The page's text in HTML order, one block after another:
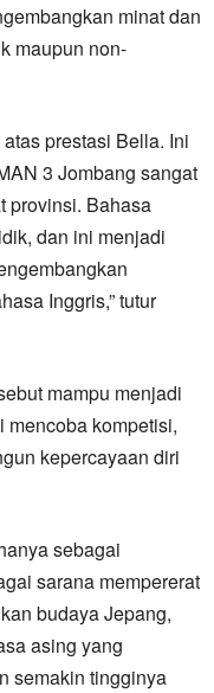
minat dan
maupun non-
prestasi Bella. Ini
3 Jombang sangat
provinsi. Bahasa
dan ini menjadi
Inggris,” tutur
mampu menjadi
mencoba kompetisi,
kepercayaan diri
sebagai
sarana mempererat
budaya Jepang,
asing yang
semakin tingginya